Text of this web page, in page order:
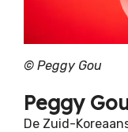
© Peggy Gou
Peggy
De Zuid-